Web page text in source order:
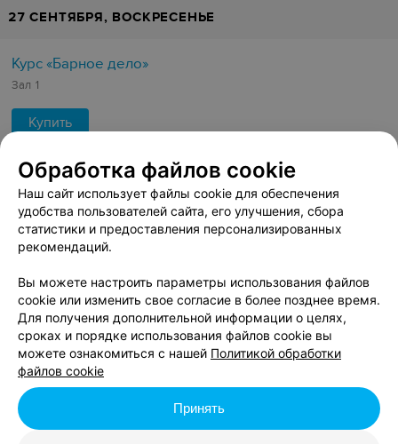
27 СЕНТЯБРЯ, ВОСКРЕСЕНЬЕ
Курс «Барное дело»
Зал 1
Купить
Курс «Бариста»
Зал 2
от 550 руб.
Воскресное гостеприимство от
школы барного дела
Купить
Обработка файлов cookie
Наш сайт использует файлы cookie для обеспечения
удобства пользователей сайта, его улучшения, сбора
статистики и предоставления персонализированных
рекомендаций.
Вы можете настроить параметры использования файлов
cookie или изменить свое согласие в более позднее время.
Для получения дополнительной информации о целях,
сроках и порядке использования файлов cookie вы
можете ознакомиться с нашей Политикой обработки
файлов cookie
Принять